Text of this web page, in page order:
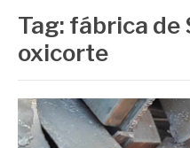
Tag: fábrica de
oxicorte